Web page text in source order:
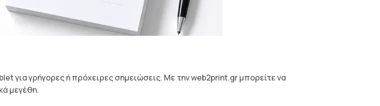
για γρήγορες ή πρόχειρες σημειώσεις. Με την web2print.gr μπορείτε να
μεγέθη.